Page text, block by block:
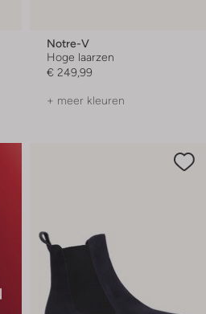
Notre-V
Hoge laarzen
€ 249,99
+ meer kleuren